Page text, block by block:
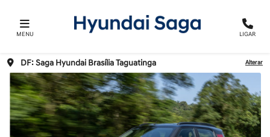
MENU LIGAR
DF: Saga Hyundai Brasília Taguatinga Alterar